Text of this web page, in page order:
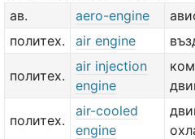
ав. aero-engine
политех.
air engine
политех.
air injection
engine
политех.
air-cooled
engine